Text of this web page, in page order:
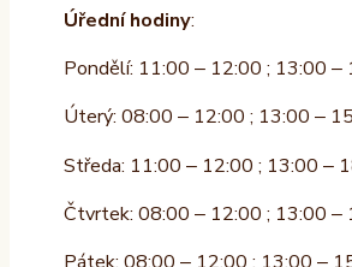
Úřední hodiny:
Pondělí: 11:00 – 12:00 ; 13:00 –
Úterý: 08:00 – 12:00 ; 13:00 –
Středa: 11:00 – 12:00 ; 13:00 –
Čtvrtek: 08:00 – 12:00 ; 13:00 –